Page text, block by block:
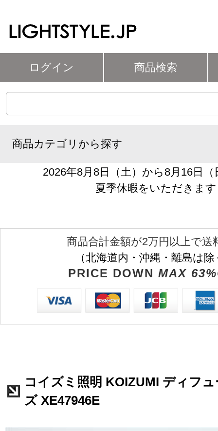
ログイン 商品検索
商品カテゴリから探す
2026年8月8日（土）から8月16日
夏季休暇をいただきます
商品合計金額が2万円以上で送
（北海道内・沖縄・離島は
PRICE DOWN MAX
コイズミ照明 KOIZUMI ディフ
ズ XE47946E